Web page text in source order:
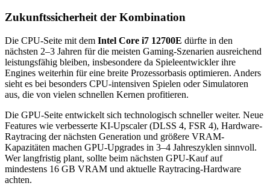
Zukunftssicherheit der Kombination
Die CPU-Seite mit dem Intel Core i7 12700E dürfte in den
nächsten 2–3 Jahren für die meisten Gaming-Szenarien ausreichend
leistungsfähig bleiben, insbesondere da Spieleentwickler ihre
Engines weiterhin für eine breite Prozessorbasis optimieren. Anders
sieht es bei besonders CPU-intensiven Spielen oder Simulatoren
aus, die von vielen schnellen Kernen profitieren.
Die GPU-Seite entwickelt sich technologisch schneller weiter. Neue
Features wie verbesserte KI-Upscaler (DLSS 4, FSR 4), Hardware-
Raytracing der nächsten Generation und größere VRAM-
Kapazitäten machen GPU-Upgrades in 3–4 Jahreszyklen sinnvoll.
Wer langfristig plant, sollte beim nächsten GPU-Kauf auf
mindestens 16 GB VRAM und aktuelle Raytracing-Hardware
achten.